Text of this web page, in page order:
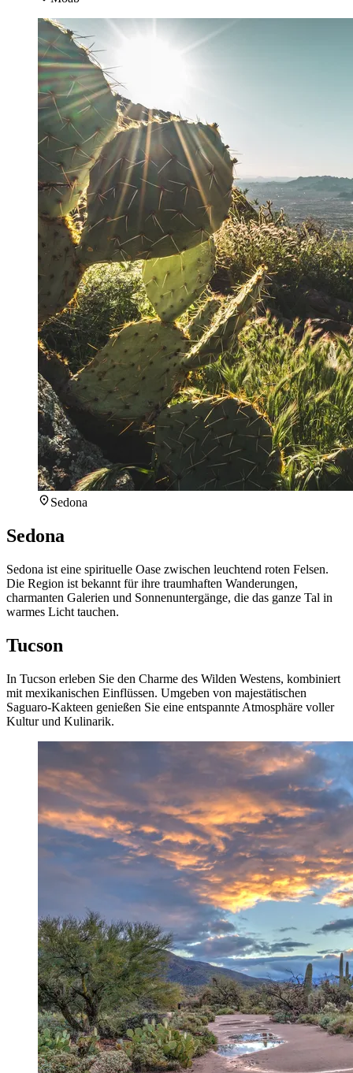
Sedona
Sedona
Sedona ist eine spirituelle Oase zwischen leuchtend roten Felsen.
Die Region ist bekannt für ihre traumhaften Wanderungen,
charmanten Galerien und Sonnenuntergänge, die das ganze Tal in
warmes Licht tauchen.
Tucson
In Tucson erleben Sie den Charme des Wilden Westens, kombiniert
mit mexikanischen Einflüssen. Umgeben von majestätischen
Saguaro-Kakteen genießen Sie eine entspannte Atmosphäre voller
Kultur und Kulinarik.